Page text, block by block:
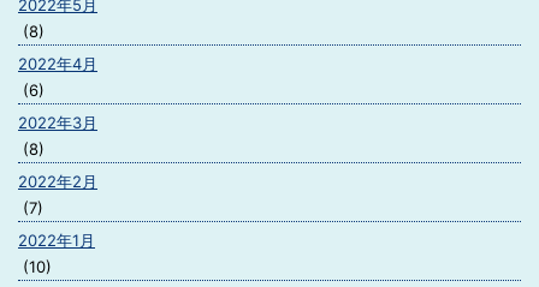
2022年5月
(8)
2022年4月
(6)
2022年3月
(8)
2022年2月
(7)
2022年1月
(10)